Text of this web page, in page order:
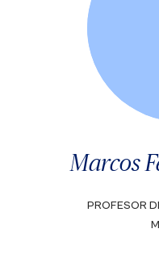
Marcos
PROFESOR